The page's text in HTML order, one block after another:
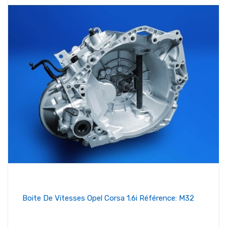
Boite De Vitesses Opel Corsa 1.6i Référence: M32